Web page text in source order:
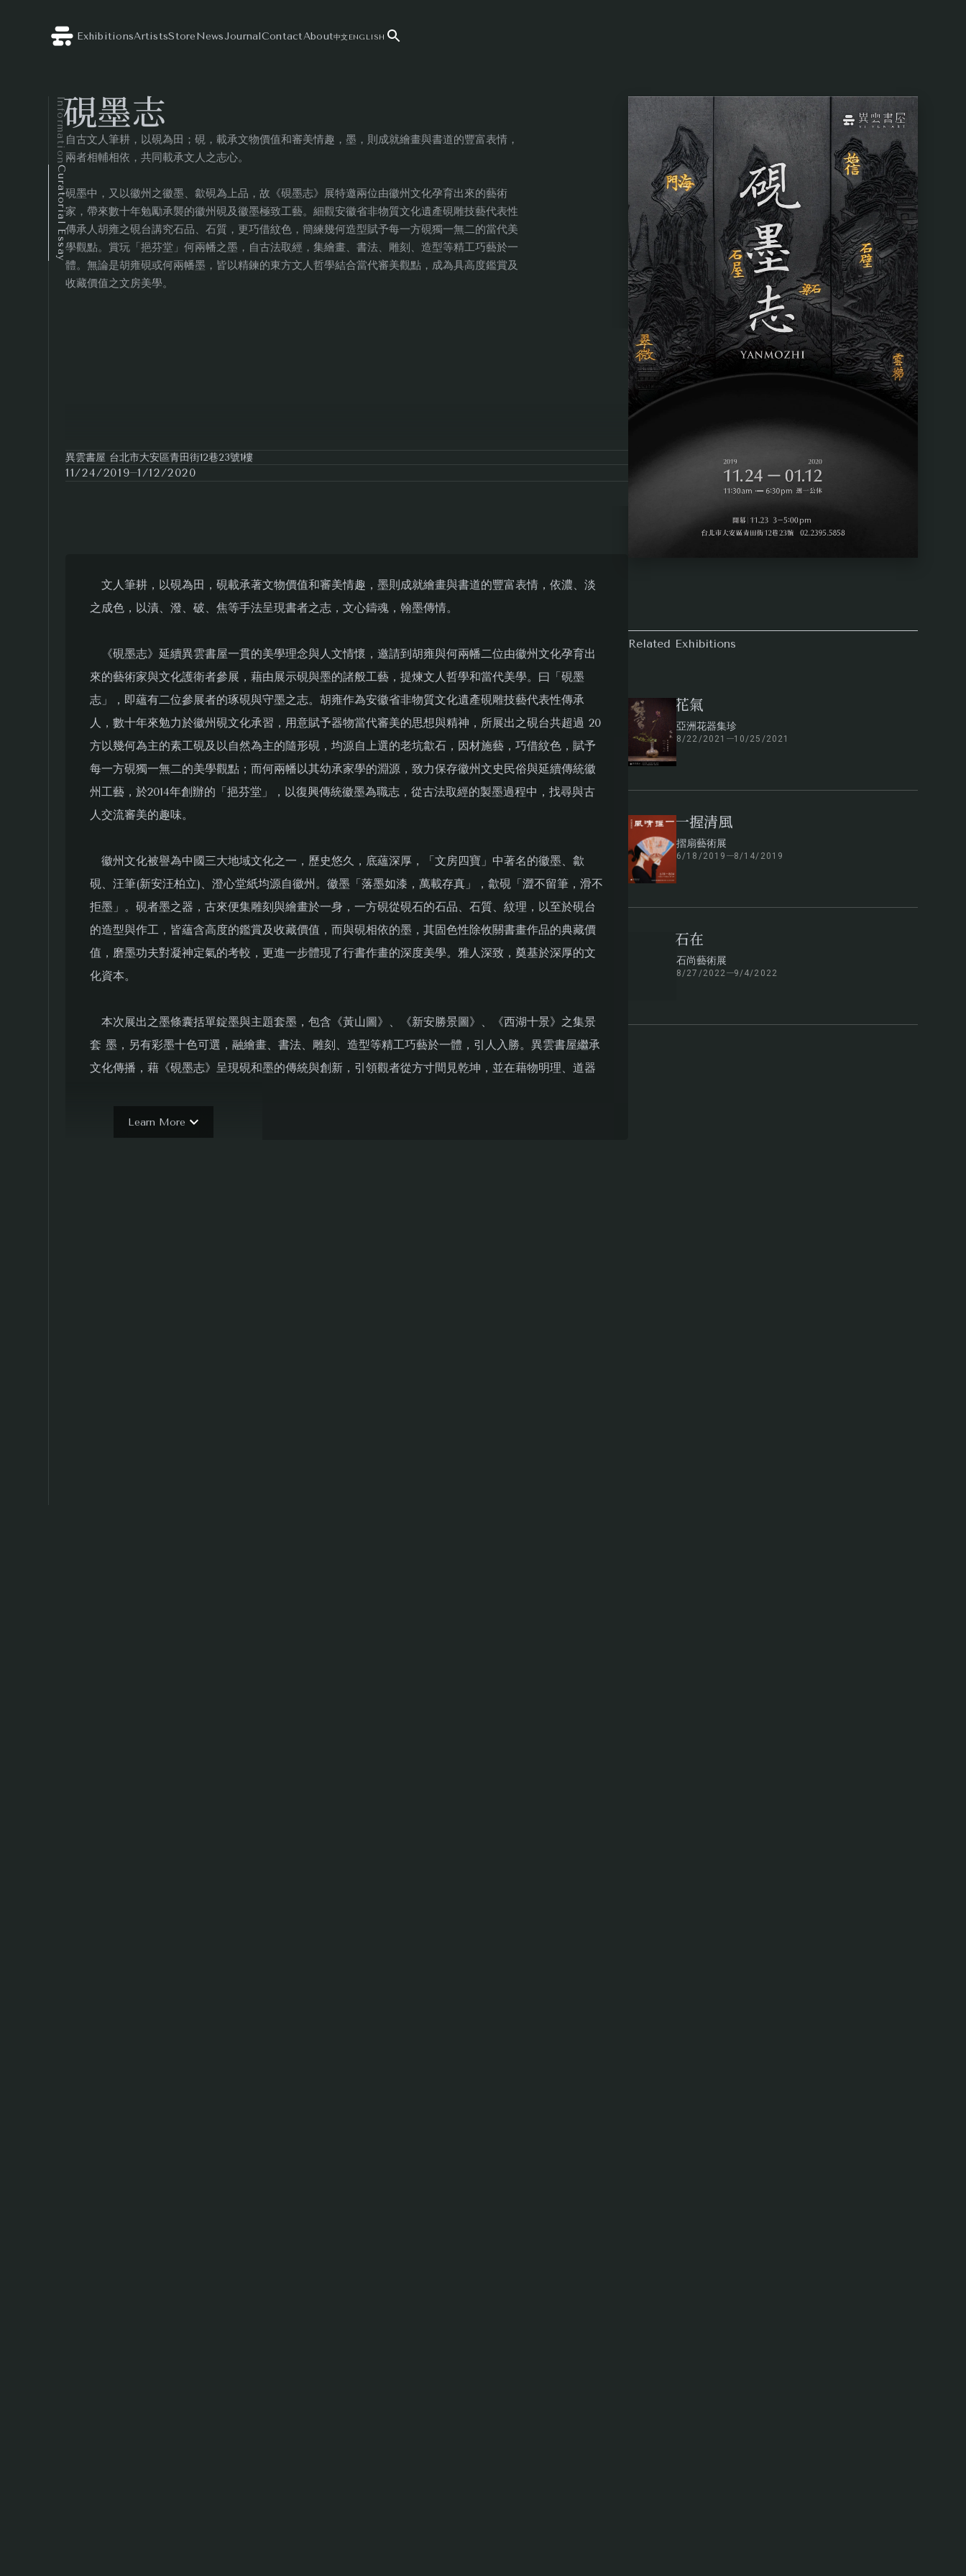
ExhibitionsArtistsStoreNewsJournalContactAbout中文ENGLISH
Information
Curatorial Essay
硯墨志
自古文人筆耕，以硯為田；硯，載承文物價值和審美情趣，墨，則成就繪畫與書道的豐富表情，
兩者相輔相依，共同載承文人之志心。
硯墨中，又以徽州之徽墨、歙硯為上品，故《硯墨志》展特邀兩位由徽州文化孕育出來的藝術
家，帶來數十年勉勵承襲的徽州硯及徽墨極致工藝。細觀安徽省非物質文化遺產硯雕技藝代表性
傳承人胡雍之硯台講究石品、石質，更巧借紋色，簡練幾何造型賦予每一方硯獨一無二的當代美
學觀點。賞玩「挹芬堂」何兩幡之墨，自古法取經，集繪畫、書法、雕刻、造型等精工巧藝於一
體。無論是胡雍硯或何兩幡墨，皆以精鍊的東方文人哲學結合當代審美觀點，成為具高度鑑賞及
收藏價值之文房美學。
異雲書屋 台北市大安區青田街12巷23號1樓
11/24/2019 1/12/2020
文人筆耕，以硯為田，硯載承著文物價值和審美情趣，墨則成就繪畫與書道的豐富表情，依濃、淡
之成色，以漬、潑、破、焦等手法呈現書者之志，文心鑄魂，翰墨傳情。
《硯墨志》延續異雲書屋一貫的美學理念與人文情懷，邀請到胡雍與何兩幡二位由徽州文化孕育出
來的藝術家與文化護衛者參展，藉由展示硯與墨的諸般工藝，提煉文人哲學和當代美學。曰「硯墨
志」，即蘊有二位參展者的琢硯與守墨之志。胡雍作為安徽省非物質文化遺產硯雕技藝代表性傳承
人，數十年來勉力於徽州硯文化承習，用意賦予器物當代審美的思想與精神，所展出之硯台共超過 20
方以幾何為主的素工硯及以自然為主的隨形硯，均源自上選的老坑歙石，因材施藝，巧借紋色，賦予
每一方硯獨一無二的美學觀點；而何兩幡以其幼承家學的淵源，致力保存徽州文史民俗與延續傳統徽
州工藝，於2014年創辦的「挹芬堂」，以復興傳統徽墨為職志，從古法取經的製墨過程中，找尋與古
人交流審美的趣味。
徽州文化被譽為中國三大地域文化之一，歷史悠久，底蘊深厚，「文房四寶」中著名的徽墨、歙
硯、汪筆(新安汪柏立)、澄心堂紙均源自徽州。徽墨「落墨如漆，萬載存真」，歙硯「澀不留筆，滑不
拒墨」。硯者墨之器，古來便集雕刻與繪畫於一身，一方硯從硯石的石品、石質、紋理，以至於硯台
的造型與作工，皆蘊含高度的鑑賞及收藏價值，而與硯相依的墨，其固色性除攸關書畫作品的典藏價
值，磨墨功夫對凝神定氣的考較，更進一步體現了行書作畫的深度美學。雅人深致，奠基於深厚的文
化資本。
本次展出之墨條囊括單錠墨與主題套墨，包含《黃山圖》、《新安勝景圖》、《西湖十景》之集景
套 墨，另有彩墨十色可選，融繪畫、書法、雕刻、造型等精工巧藝於一體，引人入勝。異雲書屋繼承
文化傳播，藉《硯墨志》呈現硯和墨的傳統與創新，引領觀者從方寸間見乾坤，並在藉物明理、道器
Learn More
Related Exhibitions
花氣
亞洲花器集珍
8/22/2021 10/25/2021
一握清風
摺扇藝術展
6/18/2019 8/14/2019
石在
石尚藝術展
8/27/2022 9/4/2022